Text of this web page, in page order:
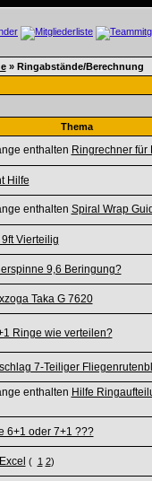
» Ringabstände/Berechnung
Thema
Ringrechner für
Hilfe
Spiral Wrap
Vierteilig
9,6 Beringung?
Taka G 7620
Ringe wie verteilen?
7-Teiliger
Hilfe
6+1 oder 7+1 ???
( 1 2)